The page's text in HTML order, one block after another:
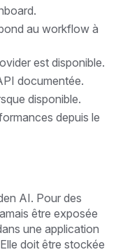
au workflow à
est disponible.
documentée.
disponible.
depuis le
AI. Pour des
être exposée
une application
doit être stockée